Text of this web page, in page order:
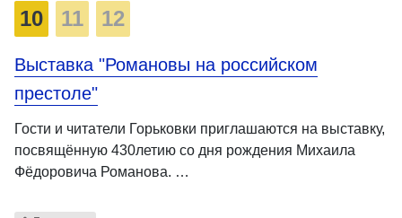
10 11 12
Выставка "Романовы на российском
престоле"
Гости и читатели Горьковки приглашаются на выставку,
посвящённую 430летию со дня рождения Михаила
Фёдоровича Романова. …